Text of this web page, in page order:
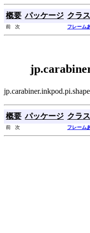
概要 パッケージ クラス
前 次 フレーム
概要 パッケージ クラス
前 次 フレーム